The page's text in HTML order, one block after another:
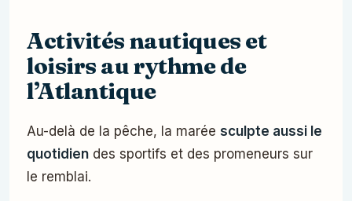
Activités nautiques et
loisirs au rythme de
l’Atlantique
Au-delà de la pêche, la marée sculpte aussi le
quotidien des sportifs et des promeneurs sur
le remblai.